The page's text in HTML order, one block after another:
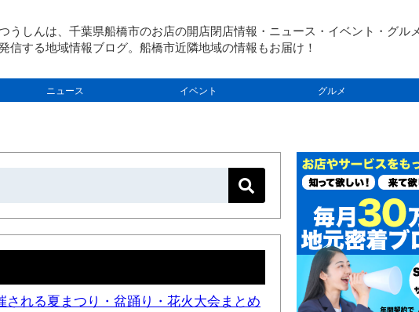
うしんは、千葉県船橋市のお店の開店閉店情報・ニュース・イベント・グル
信する地域情報ブログ。船橋市近隣地域の情報もお届け！
ニュース イベント グルメ
される夏まつり・盆踊り・花火大会まとめ